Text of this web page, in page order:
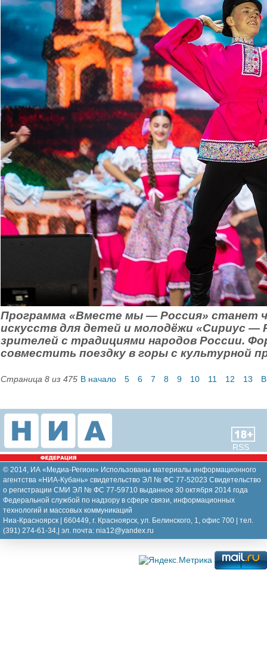
Программа «Вместе мы — Россия» станет
искусств для детей и молодёжи «Сириус —
зрителей с традициями народов России.
совместить поездку в горы с культурной
Страница 8 из 475 В начало 5 6 7 8 9 10 11 12 13
RSS
© 2014, ИА «Медиа-Регион» Использованы материалы информационного
агентства «НИА-Кубань» свидетельство ЭЛ № ФС 77-52023 Свидетельство
о регистрации СМИ ЭЛ № ФС 77-59710 выданное 30 октября 2014 года
Федеральной службой по надзору в сфере связи, информационных
технологий и массовых коммуникаций
Ниа-Красноярск | 660449, г. Красноярск, ул. Белинского, 1, офис 700 | тел.
(391) 274-61-34,| эл. почта: nia12@yandex.ru